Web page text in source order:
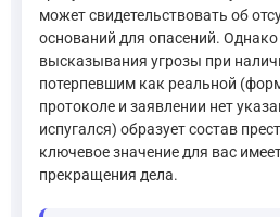
может свидетельствовать об
оснований для опасений.
высказывания угрозы при
потерпевшим как реальной
протоколе и заявлении нет
испугался) образует состав
ключевое значение для вас
прекращения дела.